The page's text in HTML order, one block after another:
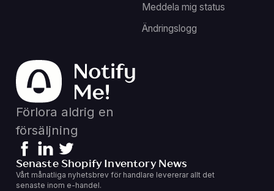
Meddela mig status
Ändringslogg
Förlora aldrig en
försäljning
Senaste Shopify Inventory News
Vårt månatliga nyhetsbrev för handlare levererar allt det
senaste inom e-handel.